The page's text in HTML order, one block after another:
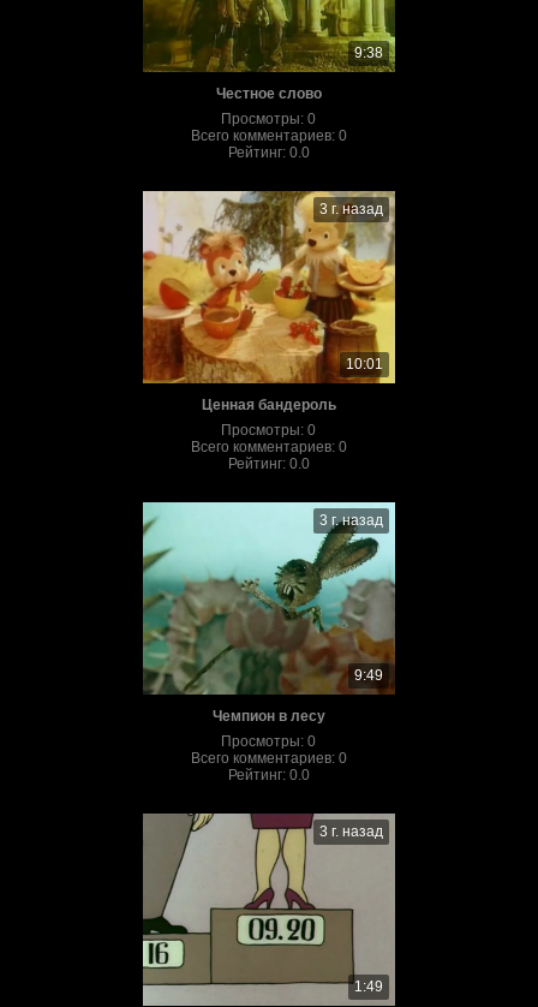
9:38
Честное слово
Просмотры:0
Всего комментариев: 0
Рейтинг: 0.0
3 г. назад
10:01
Ценная бандероль
Просмотры:0
Всего комментариев: 0
Рейтинг: 0.0
3 г. назад
9:49
Чемпион в лесу
Просмотры:0
Всего комментариев: 0
Рейтинг: 0.0
3 г. назад
1:49